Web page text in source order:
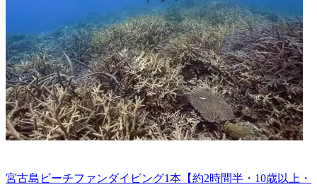
宮古島ビーチファンダイビング1本【約2時間半・10歳以上・